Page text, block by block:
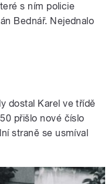
s ním policie
Bednář. Nejednalo
dostal Karel ve třídě
přišlo nové číslo
straně se usmíval